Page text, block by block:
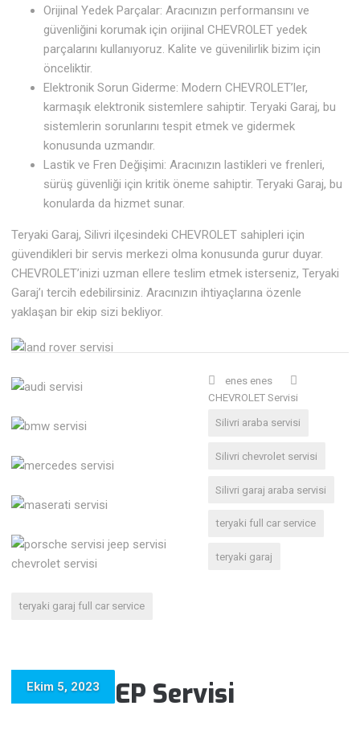
Orijinal Yedek Parçalar: Aracınızın performansını ve
güvenliğini korumak için orijinal CHEVROLET yedek
parçalarını kullanıyoruz. Kalite ve güvenilirlik bizim için
önceliktir.
Elektronik Sorun Giderme: Modern CHEVROLET’ler,
karmaşık elektronik sistemlere sahiptir. Teryaki Garaj, bu
sistemlerin sorunlarını tespit etmek ve gidermek
konusunda uzmandır.
Lastik ve Fren Değişimi: Aracınızın lastikleri ve frenleri,
sürüş güvenliği için kritik öneme sahiptir. Teryaki Garaj, bu
konularda da hizmet sunar.
Teryaki Garaj, Silivri ilçesindeki CHEVROLET sahipleri için
güvendikleri bir servis merkezi olma konusunda gurur duyar.
CHEVROLET’inizi uzman ellere teslim etmek isterseniz, Teryaki
Garaj’ı tercih edebilirsiniz. Aracınızın ihtiyaçlarına özenle
yaklaşan bir ekip sizi bekliyor.
enes enes
CHEVROLET Servisi
Silivri araba servisi
Silivri chevrolet servisi
Silivri garaj araba servisi
teryaki full car service
teryaki garaj
teryaki garaj full car service
Silivri JEEP Servisi
Ekim 5, 2023